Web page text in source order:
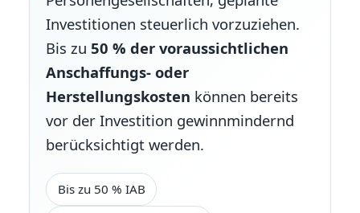
Investitionen steuerlich vorzuziehen.
Bis zu 50 % der voraussichtlichen
Anschaffungs- oder
Herstellungskosten können bereits
vor der Investition gewinnmindernd
berücksichtigt werden.
Bis zu 50 % IAB